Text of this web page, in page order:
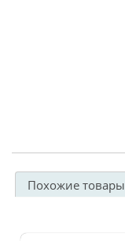
Похожие товары